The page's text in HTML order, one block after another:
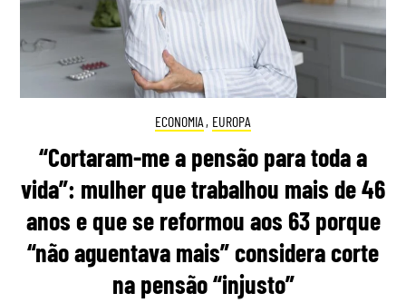
ECONOMIA , EUROPA
“Cortaram-me a pensão para toda a
vida”: mulher que trabalhou mais de 46
anos e que se reformou aos 63 porque
“não aguentava mais” considera corte
na pensão “injusto”